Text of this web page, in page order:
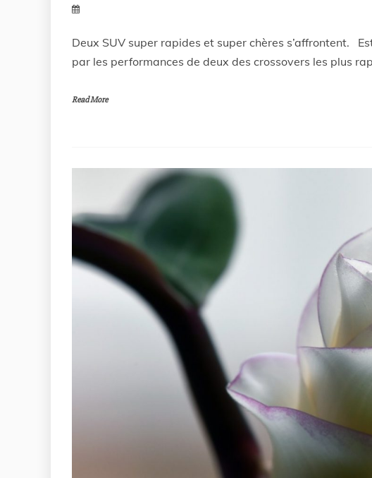
Deux SUV super rapides et super chères s’affrontent.
par les performances de deux des crossovers les plus
Read More